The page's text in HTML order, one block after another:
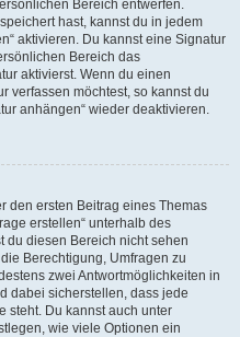
Bereich entwerfen.
hast, kannst du in jedem
aktivieren. Du kannst eine Signatur
Bereich das
aktivierst. Wenn du einen
verfassen möchtest, so kannst du
anhängen“ wieder deaktivieren.
den ersten Beitrag eines Themas
erstellen“ unterhalb des
du diesen Bereich nicht sehen
Berechtigung, Umfragen zu
zwei Antwortmöglichkeiten in
dabei sicherstellen, dass jede
steht. Du kannst auch unter
wie viele Optionen ein